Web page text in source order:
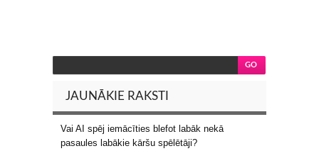
JAUNĀKIE RAKSTI
Vai AI spēj iemācīties blefot labāk nekā
pasaules labākie kāršu spēlētāji?